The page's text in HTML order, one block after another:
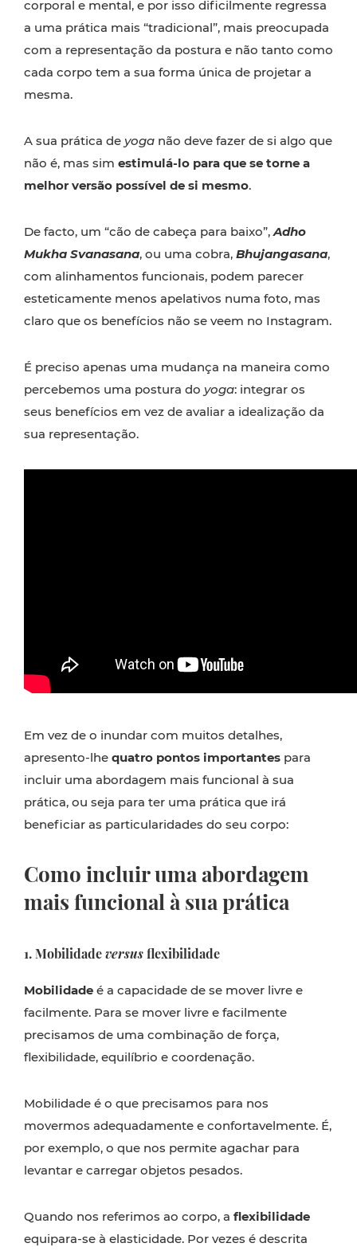
corporal e mental, e por isso dificilmente regressa
a uma prática mais “tradicional”, mais preocupada
com a representação da postura e não tanto como
cada corpo tem a sua forma única de projetar a
mesma.
A sua prática de yoga não deve fazer de si algo que
não é, mas sim estimulá-lo para que se torne a
melhor versão possível de si mesmo.
De facto, um “cão de cabeça para baixo”,Adho
Mukha Svanasana, ou uma cobra, Bhujangasana,
com alinhamentos funcionais, podem parecer
esteticamente menos apelativos numa foto, mas
claro que os benefícios não se veem no Instagram.
É preciso apenas uma mudança na maneira como
percebemos uma postura do yoga: integrar os
seus benefícios em vez de avaliar a idealização da
sua representação.
Em vez de o inundar com muitos detalhes,
apresento-lhe quatro pontos importantes para
incluir uma abordagem mais funcional à sua
prática, ou seja para ter uma prática que irá
beneficiar as particularidades do seu corpo:
Como incluir uma abordagem
mais funcional à sua prática
1. Mobilidadeversusflexibilidade
Mobilidade é a capacidade de se mover livre e
facilmente. Para se mover livre e facilmente
precisamos de uma combinação de força,
flexibilidade, equilíbrio e coordenação.
Mobilidade é o que precisamos para nos
movermos adequadamente e confortavelmente. É,
por exemplo, o que nos permite agachar para
levantar e carregar objetos pesados.
Quando nos referimos ao corpo, a flexibilidade
equipara-se à elasticidade. Por vezes é descrita